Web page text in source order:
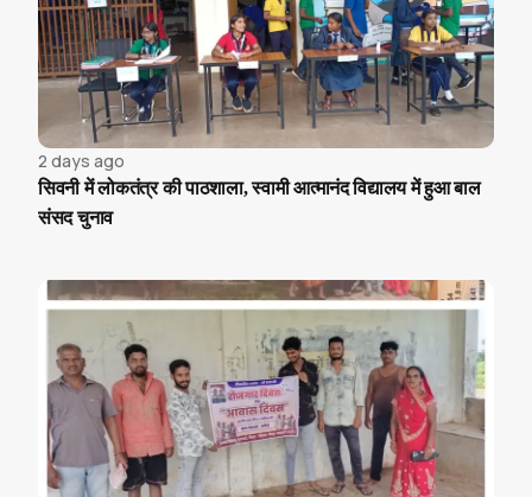
2 days ago
सिवनी में लोकतंत्र की पाठशाला, स्वामी आत्मानंद विद्यालय में हुआ बाल
संसद चुनाव